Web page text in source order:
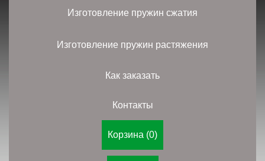
Изготовление пружин сжатия
Изготовление пружин растяжения
Как заказать
Контакты
Корзина (0)